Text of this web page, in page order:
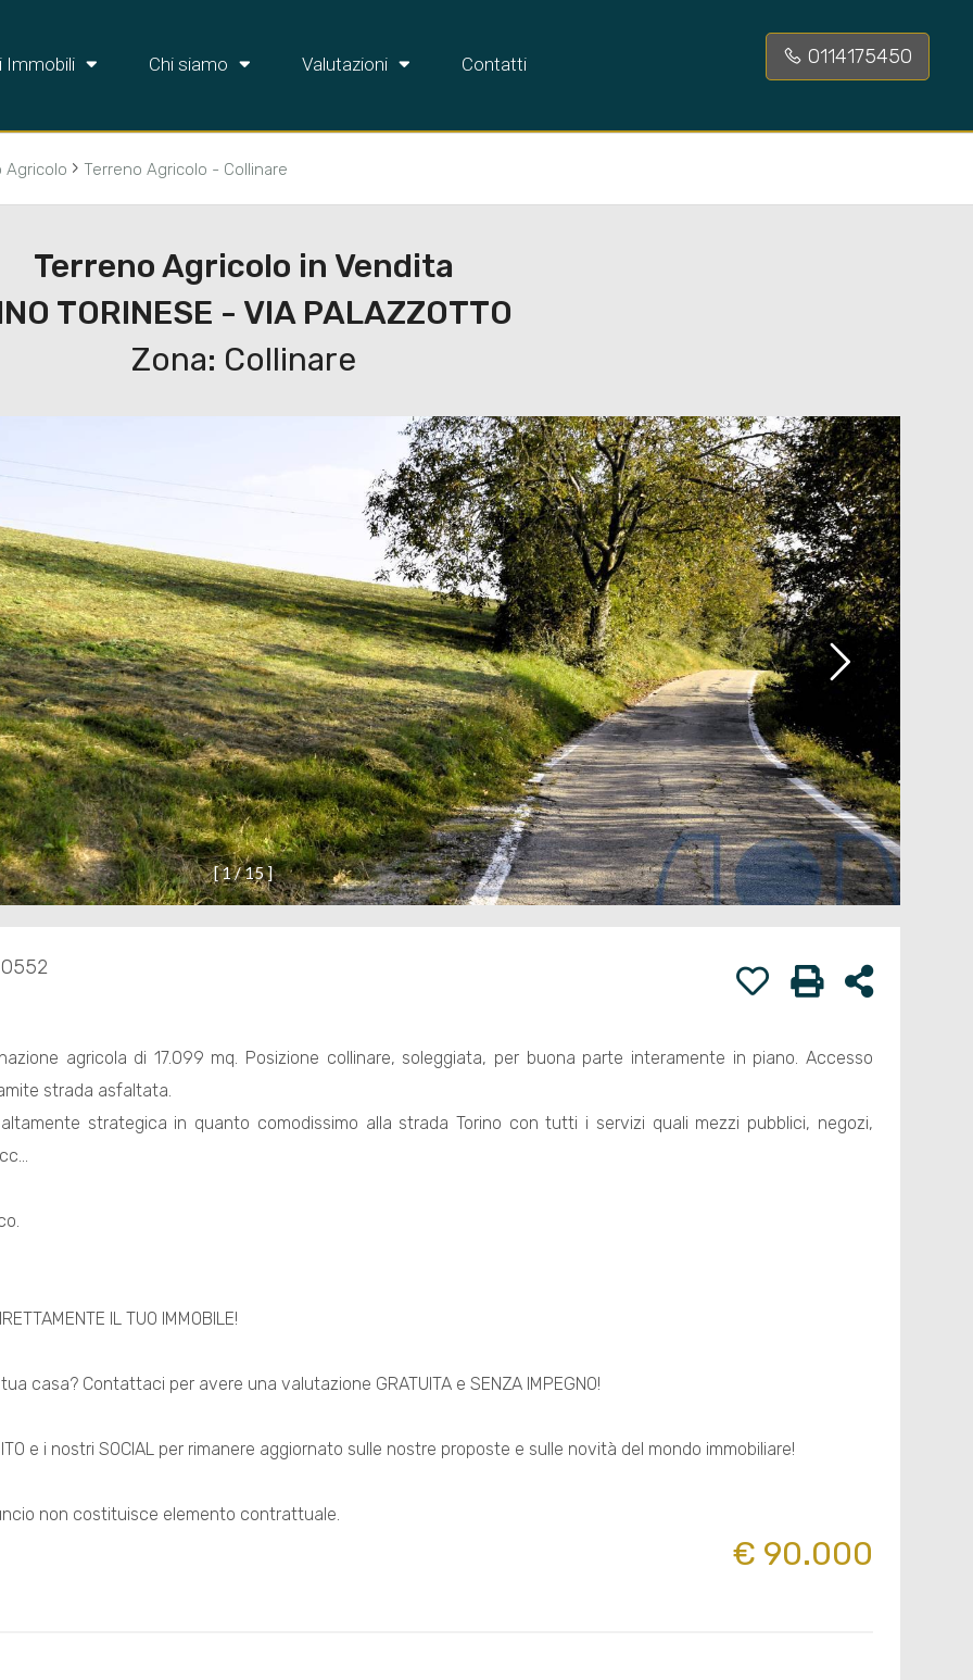
Immobili Chi siamo Valutazioni Contatti 0114175450
Agricolo › Terreno Agricolo - Collinare
Terreno Agricolo in Vendita
TORINESE - VIA PALAZZOTTO
Zona: Collinare
[1/15]
agricola di 17.099 mq. Posizione collinare, soleggiata, per buona parte interamente in piano. Accesso
strada asfaltata.
strategica in quanto comodissimo alla strada Torino con tutti i servizi quali mezzi pubblici, negozi,
IL TUO IMMOBILE!
casa? Contattaci per avere una valutazione GRATUITA e SENZA IMPEGNO!
e i nostri SOCIAL per rimanere aggiornato sulle nostre proposte e sulle novità del mondo immobiliare!
non costituisce elemento contrattuale.
€ 90.000